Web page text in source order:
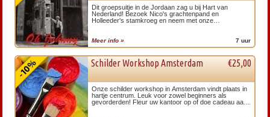
Dit groepsuitje in de Jordaan zag u bij Hart van
Nederland! Bezoek Nico's grachtenpand en
Holleeder's stamkroeg en neem met onze
Meer info » 7 uur
Schilder Workshop Amsterdam €25,00
Onze schilder workshop in Amsterdam vindt plaats in
hartje centrum. Leuk voor zowel beginners als
gevorderden! Fleur uw kantoor op of doe cadeau aan